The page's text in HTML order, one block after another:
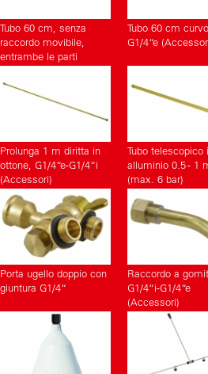
Tubo 60 cm, senza
raccordo movibile,
entrambe le parti
Tubo 60 cm
G1/4“e
Prolunga 1 m diritta in
ottone, G1/4“e-G1/4“i
(Accessori)
Tubo telescopico
alluminio 0.5 - 1
(max. 6 bar)
Porta ugello doppio con
giuntura G1/4“
Raccordo a
G1/4“i-G1/4“e
(Accessori)